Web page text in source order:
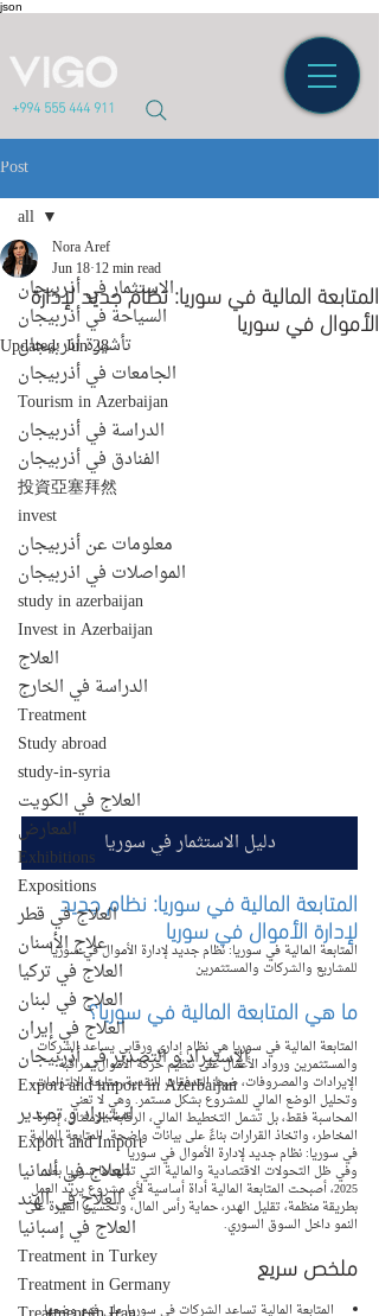
json
+994 555 444 911
Post
all
الاستثمار في أذربيجان
السياحة في أذربيجان
تأشيرة أذربيجان
الجامعات في أذربيجان
Tourism in Azerbaijan
الدراسة في أذربيجان
الفنادق في أذربيجان
投資亞塞拜然
invest
معلومات عن أذربيجان
المواصلات في اذربيجان
study in azerbaijan
Invest in Azerbaijan
العلاج
الدراسة في الخارج
Treatment
Study abroad
study-in-syria
العلاج في الكويت
المعارض
Exhibitions
Expositions
العلاج في قطر
علاج الأسنان
العلاج في تركيا
العلاج في لبنان
العلاج في إيران
الإستيراد و التصدير في أذربيجان
Export and import in Azerbaijan
استيراد و تصدير
Export and Import
العلاج في ألمانيا
العلاج في الهند
العلاج في إسبانيا
Treatment in Turkey
Treatment in Germany
all
المتابعة المالية في سوريا: نظام جديد لإدارة
الأموال في سوريا
Nora Aref
Jun 18 12 min read
Updated:Jun 28
دليل الاستثمار في سوريا
المتابعة المالية في سوريا: نظام جديد
لإدارة الأموال في سوريا
المتابعة المالية في سوريا: نظام جديد لإدارة الأموال في سوريا
للمشاريع والشركات والمستثمرين
ما هي المتابعة المالية في سوريا؟
المتابعة المالية في سوريا هي نظام إداري ورقابي يساعد الشركات
والمستثمرين ورواد الأعمال على تنظيم حركة الأموال، مراقبة
الإيرادات والمصروفات، ضبط التدفقات النقدية، متابعة الالتزامات،
وتحليل الوضع المالي للمشروع بشكل مستمر. وهي لا تعني
المحاسبة فقط، بل تشمل التخطيط المالي، الرقابة، الامتثال، إدارة
المخاطر، واتخاذ القرارات بناءً على بيانات واضحة. المتابعة المالية
في سوريا: نظام جديد لإدارة الأموال في سوريا
وفي ظل التحولات الاقتصادية والمالية التي تشهدها سوريا بعد
2025، أصبحت المتابعة المالية أداة أساسية لأي مشروع يريد العمل
بطريقة منظمة، تقليل الهدر، حماية رأس المال، وتحسين القدرة على
النمو داخل السوق السوري.
ملخص سريع
المتابعة المالية تساعد الشركات في سوريا على فهم وضعها